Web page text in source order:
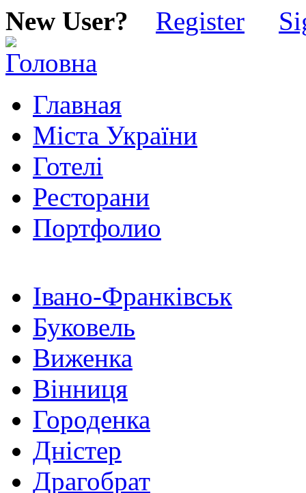
New User? Register
Главная
Міста України
Готелі
Ресторани
Портфолио
Івано-Франківськ
Буковель
Виженка
Вінниця
Городенка
Дністер
Драгобрат